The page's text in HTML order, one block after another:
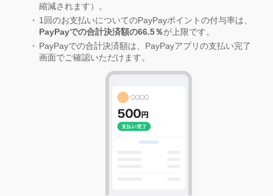
縮減されます）。
1回のお支払いについてのPayPayポイントの付与率は、
PayPayでの合計決済額の66.5％が上限です。
PayPayでの合計決済額は、PayPayアプリの支払い完了
画面でご確認いただけます。